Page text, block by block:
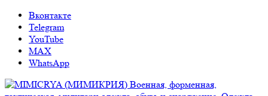
Вконтакте
Telegram
YouTube
MAX
WhatsApp